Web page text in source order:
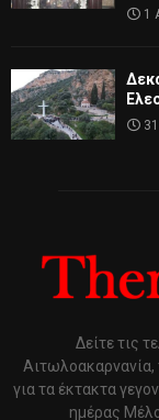
1
Δείτε τις
Αιτωλοακαρνανία,
για τα έκτακτα
ημέρας